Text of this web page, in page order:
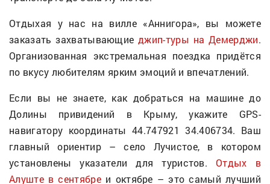
Отдыхая у нас на вилле «Аннигора», вы можете
заказать захватывающиеджип-туры на Демерджи.
Организованная экстремальная поездка придётся
по вкусу любителям ярким эмоций и впечатлений.
Если вы не знаете, как добраться на машине до
Долины привидений в Крыму, укажите GPS-
навигатору координаты 44.747921 34.406734. Ваш
главный ориентир – село Лучистое, в котором
установлены указатели для туристов.Отдых в
Алуште в сентябре и октябре – это самый лучший